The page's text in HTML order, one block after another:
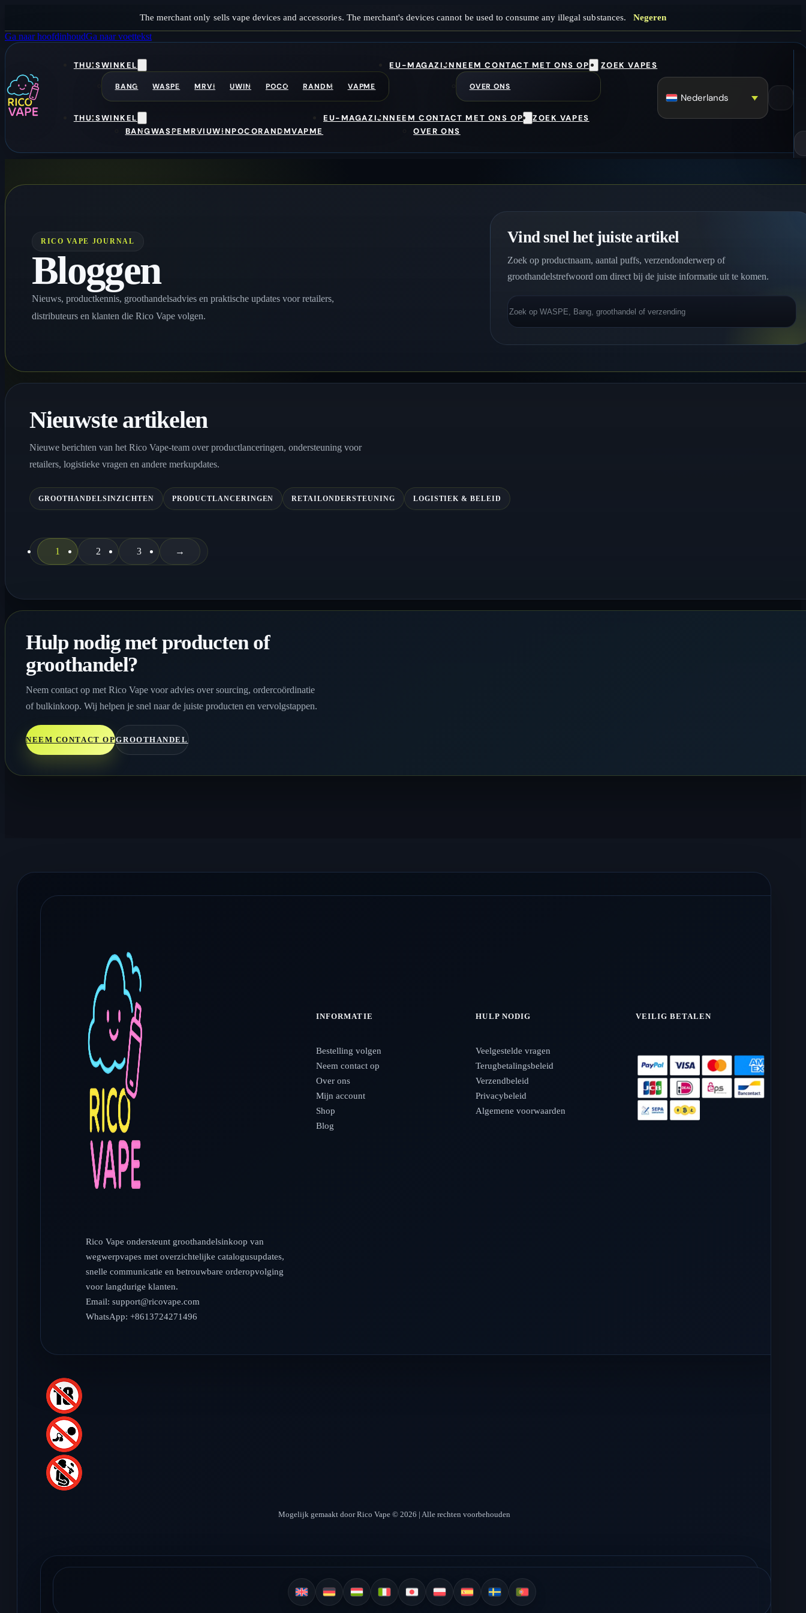
The merchant only sells vape devices and accessories. The merchant's devices cannot be used to consume any illegal substances. Negeren
Ga naar hoofdinhoudGa naar voettekst
THUISWINKEL
BANG WASPE MRVI UWIN POCO RANDM VAPME
EU-MAGAZIJNNEEM CONTACT MET ONS OP
OVER ONS
ZOEK VAPES
THUISWINKEL
BANGWASPEMRVIUWINPOCORANDMVAPME
EU-MAGAZIJNNEEM CONTACT MET ONS OP
OVER ONS
ZOEK VAPES
Nederlands
RICO VAPE JOURNAL
Bloggen
Nieuws, productkennis, groothandelsadvies en praktische updates voor retailers,
distributeurs en klanten die Rico Vape volgen.
Vind snel het juiste artikel
Zoek op productnaam, aantal puffs, verzendonderwerp of
groothandelstrefwoord om direct bij de juiste informatie uit te komen.
Zoeken
Nieuwste artikelen
Nieuwe berichten van het Rico Vape-team over productlanceringen, ondersteuning voor
retailers, logistieke vragen en andere merkupdates.
GROOTHANDELSINZICHTEN PRODUCTLANCERINGEN RETAILONDERSTEUNING LOGISTIEK & BELEID
1 2 3 →
Hulp nodig met producten of
groothandel?
Neem contact op met Rico Vape voor advies over sourcing, ordercoördinatie
of bulkinkoop. Wij helpen je snel naar de juiste producten en vervolgstappen.
NEEM CONTACT OPGROOTHANDEL
Rico Vape ondersteunt groothandelsinkoop van
wegwerpvapes met overzichtelijke catalogusupdates,
snelle communicatie en betrouwbare orderopvolging
voor langdurige klanten.
Email: support@ricovape.com
WhatsApp: +8613724271496
INFORMATIE
Bestelling volgen
Neem contact op
Over ons
Mijn account
Shop
Blog
HULP NODIG
Veelgestelde vragen
Terugbetalingsbeleid
Verzendbeleid
Privacybeleid
Algemene voorwaarden
VEILIG BETALEN
Mogelijk gemaakt door Rico Vape © 2026 | Alle rechten voorbehouden